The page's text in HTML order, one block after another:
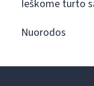
Ieškome turto
Nuorodos